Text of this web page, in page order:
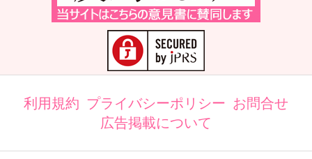
利用規約 プライバシーポリシー お問合せ
広告掲載について